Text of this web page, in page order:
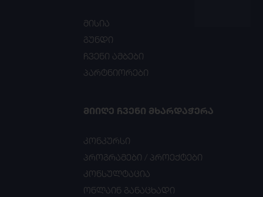
მისია
გუნდი
ჩვენი ამბები
პარტნიორები
ᲛᲘᲘᲦᲔ ᲩᲕᲔᲜᲘ ᲛᲮᲐᲠᲓᲐᲭᲔᲠᲐ
კონკურსი
პროგრამები / პროექტები
კონსულტაცია
ონლაინ განაცხადი